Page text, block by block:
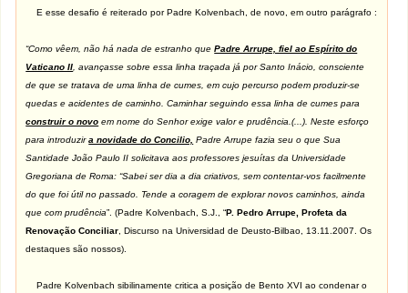
E esse desafio é reiterado por Padre Kolvenbach, de novo, em outro parágrafo :
“Como vêem, não há nada de estranho quePadre Arrupe, fiel ao Espírito do
Vaticano II , avançasse sobre essa linha traçada já por Santo Inácio, consciente
de que se tratava de uma linha de cumes, em cujo percurso podem produzir-se
quedas e acidentes de caminho. Caminhar seguindo essa linha de cumes para
construir o novo em nome do Senhor exige valor e prudência.(...). Neste esforço
para introduzira novidade do Concilio, Padre Arrupe fazia seu o que Sua
Santidade João Paulo II solicitava aos professores jesuítas da Universidade
Gregoriana de Roma: “Sabei ser dia a dia criativos, sem contentar-vos facilmente
do que foi útil no passado. Tende a coragem de explorar novos caminhos, ainda
que com prudência”. (Padre Kolvenbach, S.J., “P. Pedro Arrupe, Profeta da
Renovação Conciliar , Discurso na Universidad de Deusto-Bilbao, 13.11.2007. Os
destaques são nossos).
Padre Kolvenbach sibilinamente critica a posição de Bento XVI ao condenar o